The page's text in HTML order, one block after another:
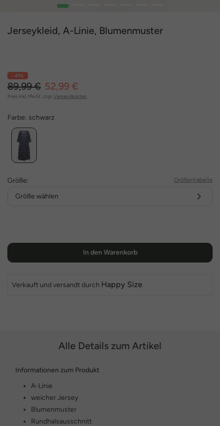
1
Jerseykleid, A-Linie, Blumenmuster
- 41%
89,99 € 52,99 €
Preis inkl. MwSt. zzgl. Versandkosten
Farbe: schwarz
Größe: Größentabelle
Größe wählen
In den Warenkorb
Verkauft und versandt durch Happy Size
Alle Details zum Artikel
Informationen zum Produkt
A-Linie
weicher Jersey
Blumenmuster
Rundhalsausschnitt